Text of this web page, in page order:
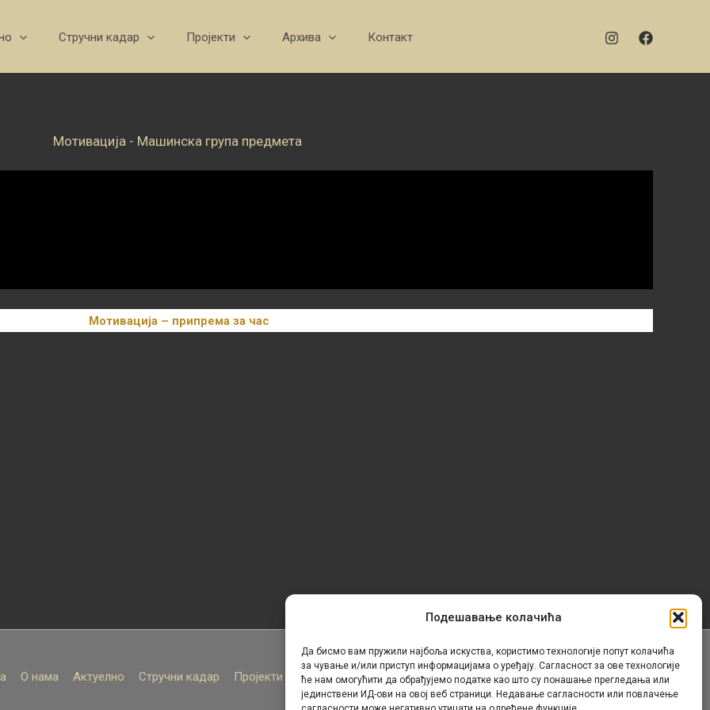
Подешавање колачића
Да бисмо вам пружили најбоља искуства, користимо технологије попут колачића
за чување и/или приступ информацијама о уређају. Сагласност за ове технологије
ће нам омогућити да обрађујемо податке као што су понашање прегледања или
јединствени ИД-ови на овој веб страници. Недавање сагласности или повлачење
Стручни кадар Пројекти Архива Контакт
Мотивација - Машинска група предмета
Мотивација – припрема за час
О нама Актуелно Стручни кадар Пројекти Архива Контакт